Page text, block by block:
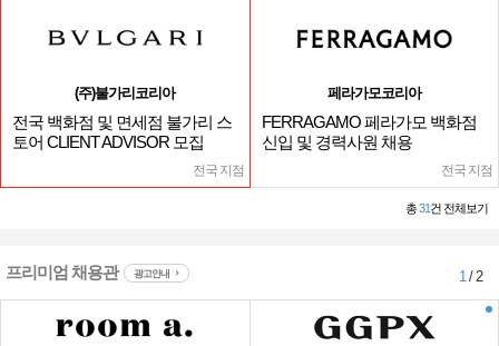
(주)불가리코리아
전국 백화점 및 면세점 불가리 스
토어 CLIENT ADVISOR 모집
전국 지점
페라가모코리아
FERRAGAMO 페라가모 백화점
신입 및 경력사원 채용
전국 지점
총31건 전체보기
프리미엄 채용관 광고안내 1/ 2